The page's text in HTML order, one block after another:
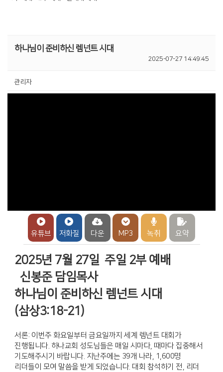
하나님이 준비하신 렘넌트 시대
2025-07-27 14:49:45
관리자
유튜브 저화질 다운 MP3 녹취 요약
2025년 7월 27일 주일 2부 예배
신봉준 담임목사
하나님이 준비하신 렘넌트 시대
(삼상3:18-21)
서론: 이번주 화요일부터 금요일까지 세계 렘넌트 대회가
진행됩니다. 하나교회 성도님들은 매일 시마다, 때마다 집중해서
기도해주시기 바랍니다. 지난주에는 39개 나라, 1,600명
리더들이 모여 말씀을 받게 되었습니다. 대회 참석하기 전, 리더